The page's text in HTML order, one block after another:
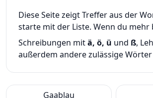
Diese Seite zeigt Treffer aus der
starte mit der Liste. Wenn du
Schreibungen mitä, ö, ü und ß,
außerdem andere zulässige
Gaablau